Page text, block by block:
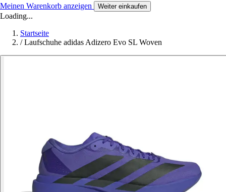
Meinen Warenkorb anzeigen Weiter einkaufen
Loading...
Startseite
/ Laufschuhe adidas Adizero Evo SL Woven